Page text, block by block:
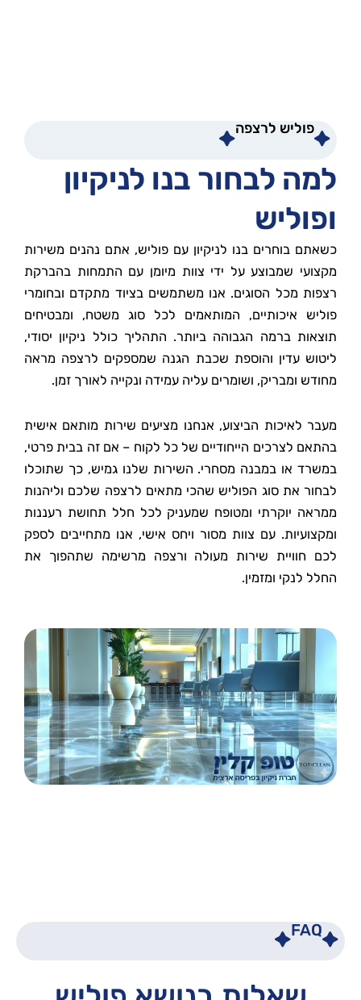
פוליש לרצפה
למה לבחור בנו לניקיון
ופוליש
כשאתם בוחרים בנו לניקיון עם פוליש, אתם נהנים משירות
מקצועי שמבוצע על ידי צוות מיומן עם התמחות בהברקת
רצפות מכל הסוגים. אנו משתמשים בציוד מתקדם ובחומרי
פוליש איכותיים, המותאמים לכל סוג משטח, ומבטיחים
תוצאות ברמה הגבוהה ביותר. התהליך כולל ניקיון יסודי,
ליטוש עדין והוספת שכבת הגנה שמספקים לרצפה מראה
מחודש ומבריק, ושומרים עליה עמידה ונקייה לאורך זמן.
מעבר לאיכות הביצוע, אנחנו מציעים שירות מותאם אישית
בהתאם לצרכים הייחודיים של כל לקוח – אם זה בבית פרטי,
במשרד או במבנה מסחרי. השירות שלנו גמיש, כך שתוכלו
לבחור את סוג הפוליש שהכי מתאים לרצפה שלכם וליהנות
ממראה יוקרתי ומטופח שמעניק לכל חלל תחושת רעננות
ומקצועיות. עם צוות מסור ויחס אישי, אנו מתחייבים לספק
לכם חוויית שירות מעולה ורצפה מרשימה שתהפוך את
החלל לנקי ומזמין.
FAQ